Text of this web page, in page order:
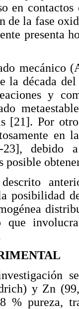
en
de la fase
presenta
mecánico
la década
y
[21]. Por
en
23], debido
posible
posibilidad
que
y Zn
% pureza,